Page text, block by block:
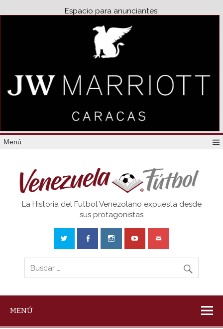
Espacio para anunciantes:
Menú
Venezuela
La Historia del Futbol Venezolano expuesta desde
sus protagonistas
MENÚ